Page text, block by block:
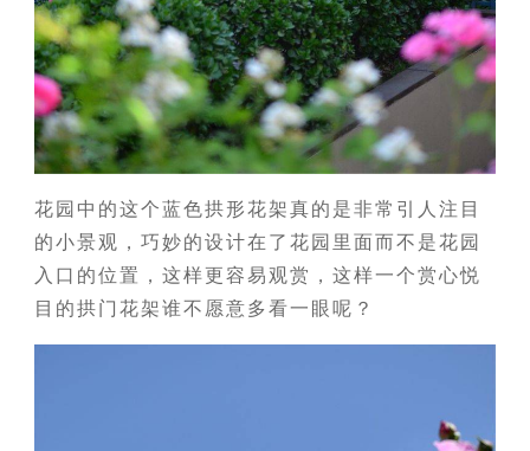
花园中的这个蓝色拱形花架真的是非常引人注目
的小景观，巧妙的设计在了花园里面而不是花园
入口的位置，这样更容易观赏，这样一个赏心悦
目的拱门花架谁不愿意多看一眼呢？